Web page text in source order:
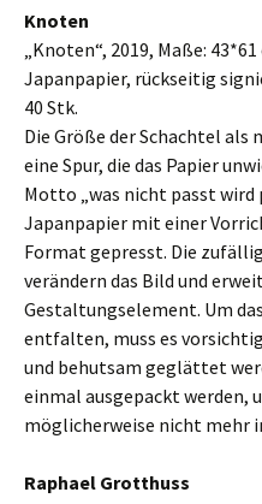
Knoten
„Knoten“, 2019, Maße:
Japanpapier, rückseitig
40 Stk.
Die Größe der Schachtel
eine Spur, die das Papier
Motto „was nicht passt wird
Japanpapier mit einer
Format gepresst. Die
verändern das Bild und
Gestaltungselement. Um
entfalten, muss es
und behutsam geglättet
einmal ausgepackt werden,
möglicherweise nicht mehr
Raphael Grotthuss